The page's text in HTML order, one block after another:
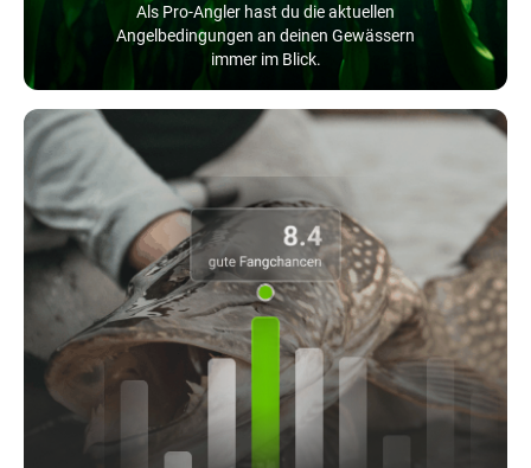
Als Pro-Angler hast du die aktuellen
Angelbedingungen an deinen Gewässern
immer im Blick.